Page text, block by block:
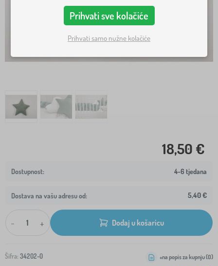
18,50 €
4-6 tjedana
Dostava na vašu adresu od: 5,40 €
- + Dodaj u košaricu
Šifra: 34202-0 +na popis za kupnju (0)
Prihvati sve kolačiće
Prihvati samo nužne kolačiće